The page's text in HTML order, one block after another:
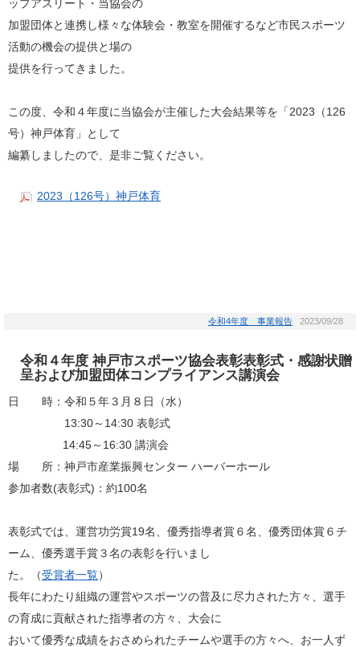
ップアスリート・当協会の
加盟団体と連携し様々な体験会・教室を開催するなど市民スポーツ
活動の機会の提供と場の
提供を行ってきました。
この度、令和４年度に当協会が主催した大会結果等を「2023（126
号）神戸体育」として
編纂しましたので、是非ご覧ください。
2023（126号）神戸体育
令和4年度 事業報告 2023/09/28
令和４年度 神戸市スポーツ協会表彰表彰式・感謝状贈
呈および加盟団体コンプライアンス講演会
日 時：令和５年３月８日（水）
13:30～14:30 表彰式
14:45～16:30 講演会
場 所：神戸市産業振興センター ハーバーホール
参加者数(表彰式)：約100名
表彰式では、運営功労賞19名、優秀指導者賞６名、優秀団体賞６チ
ーム、優秀選手賞３名の表彰を行いまし
た。（受賞者一覧）
長年にわたり組織の運営やスポーツの普及に尽力された方々、選手
の育成に貢献された指導者の方々、大会に
おいて優秀な成績をおさめられたチームや選手の方々へ、お一人ず